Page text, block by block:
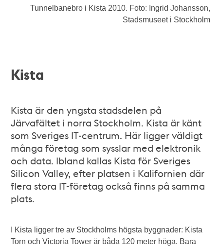
Tunnelbanebro i Kista 2010. Foto: Ingrid Johansson,
Stadsmuseet i Stockholm
Kista
Kista är den yngsta stadsdelen på
Järvafältet i norra Stockholm. Kista är känt
som Sveriges IT-centrum. Här ligger väldigt
många företag som sysslar med elektronik
och data. Ibland kallas Kista för Sveriges
Silicon Valley, efter platsen i Kalifornien där
flera stora IT-företag också finns på samma
plats.
I Kista ligger tre av Stockholms högsta byggnader: Kista
Torn och Victoria Tower är båda 120 meter höga. Bara